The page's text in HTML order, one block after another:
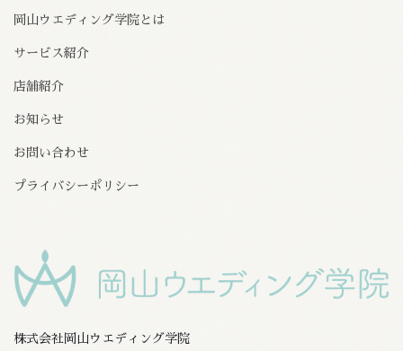
岡山ウエディング学院とは
サービス紹介
店舗紹介
お知らせ
お問い合わせ
プライバシーポリシー
株式会社岡山ウエディング学院